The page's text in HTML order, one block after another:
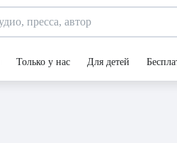
Только у нас Для детей